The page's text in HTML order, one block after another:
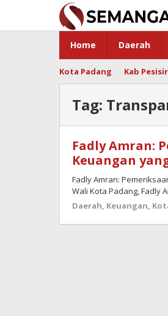
content
Home Daerah
Kota Padang Kab
Tag:
Fadly Amran:
Keuangan
Fadly Amran:
Wali Kota Padang, Fadly
Daerah, Keuangan,